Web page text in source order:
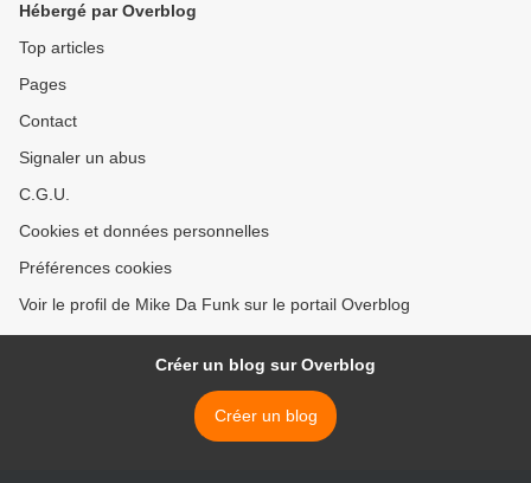
Hébergé par Overblog
Top articles
Pages
Contact
Signaler un abus
C.G.U.
Cookies et données personnelles
Préférences cookies
Voir le profil de Mike Da Funk sur le portail Overblog
Créer un blog sur Overblog
Créer un blog